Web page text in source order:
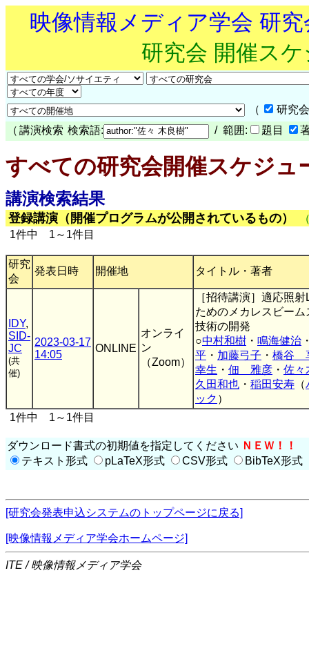
映像情報メディア学会 研
研究会 開催ス
（
研究
（ 講演検索 検索語: / 範囲: 題目
すべての研究会開催スケジュ
講演検索結果
登録講演（開催プログラムが公開されているもの）
1件中 1～1件目
研究
会
発表日時 開催地 タイトル・著者
IDY,
SID-
JC
(共
催)
2023-03-17
14:05
ONLINE
オンライ
ン
（Zoom）
［招待講演］適応照
ためのメカレスビーム
技術の開発
○中村和樹 ・ 鳴海健治
平 ・ 加藤弓子 ・ 橋谷
幸生 ・ 佃 雅彦 ・ 佐々
久田和也 ・ 稲田安寿 （
ック ）
1件中 1～1件目
ダウンロード書式の初期値を指定してください ＮＥＷ！！
テキスト形式
pLaTeX形式 CSV形式 BibTeX形式
[研究会発表申込システムのトップページに戻る]
[映像情報メディア学会ホームページ]
ITE / 映像情報メディア学会